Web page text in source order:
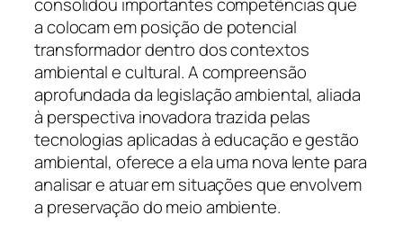
consolidou importantes competências que
a colocam em posição de potencial
transformador dentro dos contextos
ambiental e cultural. A compreensão
aprofundada da legislação ambiental, aliada
à perspectiva inovadora trazida pelas
tecnologias aplicadas à educação e gestão
ambiental, oferece a ela uma nova lente para
analisar e atuar em situações que envolvem
a preservação do meio ambiente.